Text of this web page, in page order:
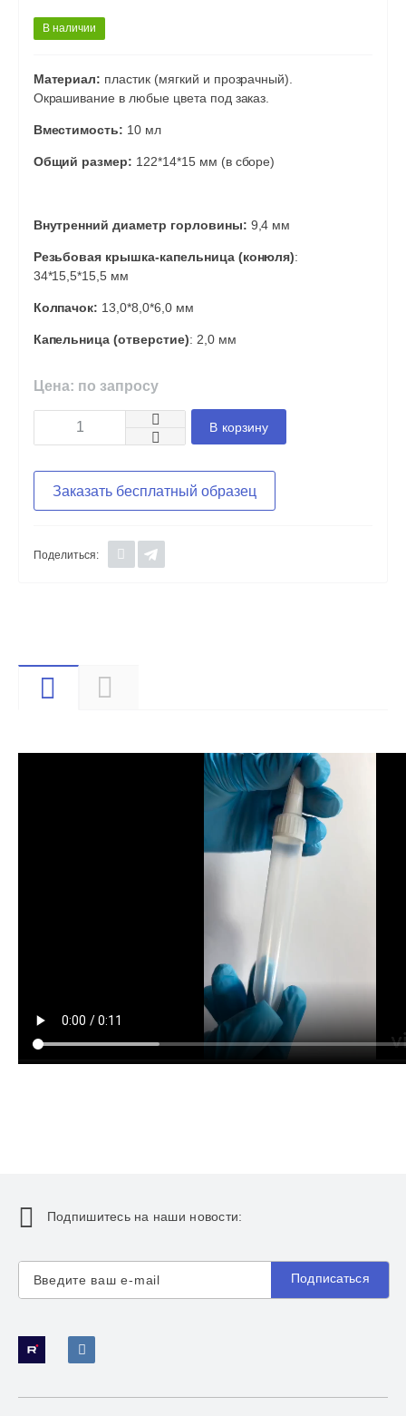
В наличии
Материал: пластик (мягкий и прозрачный).
Окрашивание в любые цвета под заказ.
Вместимость: 10 мл
Общий размер: 122*14*15 мм (в сборе)
Внутренний диаметр горловины: 9,4 мм
Резьбовая крышка-капельница (конюля):
34*15,5*15,5 мм
Колпачок: 13,0*8,0*6,0 мм
Капельница (отверстие): 2,0 мм
Цена: по запросу
В корзину
Заказать бесплатный образец
Поделиться:
Подпишитесь на наши новости:
Подписаться